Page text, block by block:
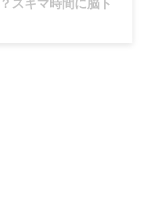
行記……全部、読